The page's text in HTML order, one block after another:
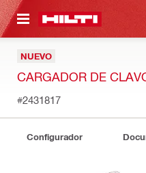
PRINCIPAL
NUEVO
CARGADOR DE
#2431817
Configurador